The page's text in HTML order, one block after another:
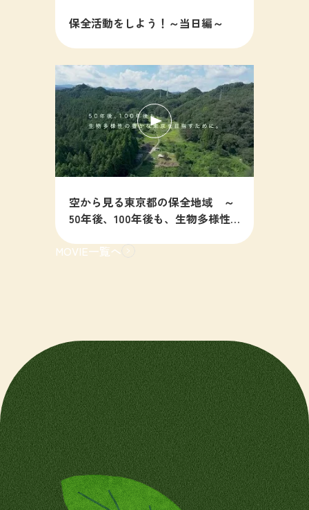
保全活動をしよう！～当日編～
空から見る東京都の保全地域 ～
50年後、100年後も、生物多様性
MOVIE一覧へ